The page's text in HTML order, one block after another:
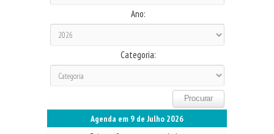
Ano:
Categoria:
Agenda em 9 de Julho 2026